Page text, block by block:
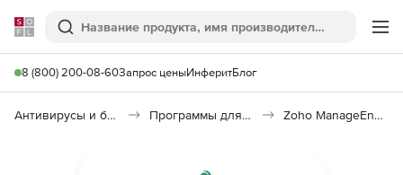
Softline
Поиск
8 (800) 200-08-60Запрос ценыИнферитБлог
Антивирусы и безопасность Программы для защиты информации Zoho ManageEngine Device Control Plus